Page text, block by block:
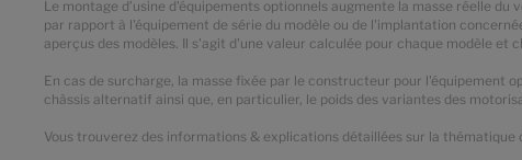
Le montage d’usine d'équipements optionnels augmente la masse réelle
par rapport à l'équipement de série du modèle ou de l'implantation
aperçus des modèles. Il s'agit d'une valeur calculée pour chaque modèle et
En cas de surcharge, la masse fixée par le constructeur pour l'équipement
châssis alternatif ainsi que, en particulier, le poids des variantes des
Vous trouverez des informations & explications détaillées sur la